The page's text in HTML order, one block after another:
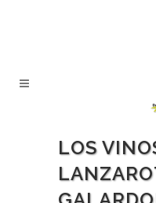
LOS